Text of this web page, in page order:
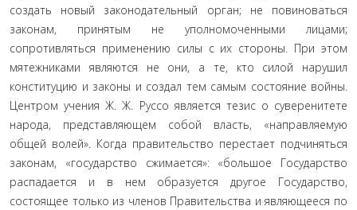
создать новый законода­тельный орган; не повиноваться
законам, принятым не упол­номоченными лицами;
сопротивляться применению силы с их стороны. При этом
мятежниками являются не они, а те, кто силой нарушил
конституцию и законы и создал тем са­мым состояние войны.
Центром учения Ж. Ж. Руссо является тезис о суверенитете
народа, представляющем собой власть, «направляемую
общей волей». Когда правительство перестает подчиняться
законам, «государство сжимается»: «большое Го­сударство
распадается и в нем образуется другое Государство,
состоящее только из членов Правительства и являющееся по